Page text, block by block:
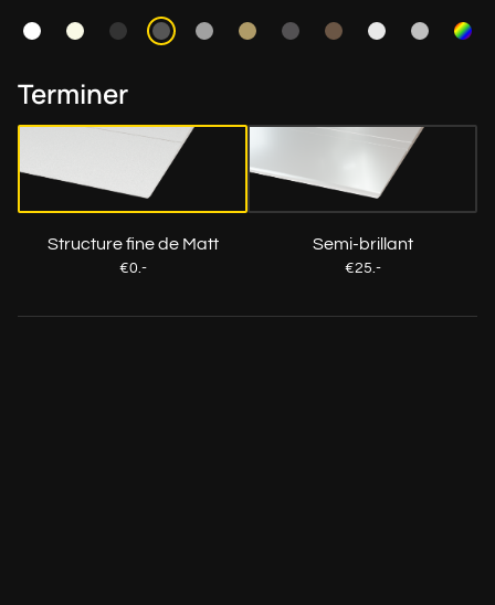
Terminer
Structure fine de Matt
€0.-
Semi-brillant
€25.-